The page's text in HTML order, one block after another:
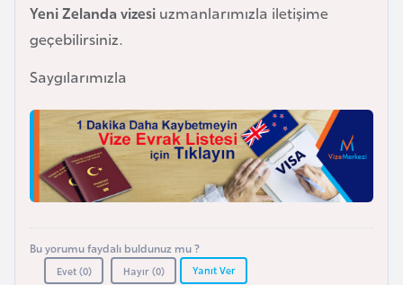
Yeni Zelanda vizesi uzmanlarımızla iletişime
geçebilirsiniz.
Saygılarımızla
Bu yorumu faydalı buldunuz mu ?
Evet (0) Hayır (0) Yanıt Ver
Ç
k
C
h
u
r
i